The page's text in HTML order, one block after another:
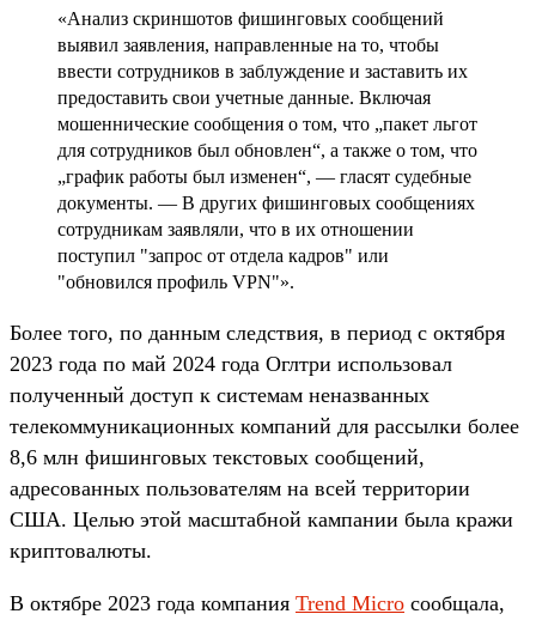
«Анализ скриншотов фишинговых сообщений
выявил заявления, направленные на то, чтобы
ввести сотрудников в заблуждение и заставить их
предоставить свои учетные данные. Включая
мошеннические сообщения о том, что „пакет льгот
для сотрудников был обновлен“, а также о том, что
„график работы был изменен“, — гласят судебные
документы. — В других фишинговых сообщениях
сотрудникам заявляли, что в их отношении
поступил "запрос от отдела кадров" или
"обновился профиль VPN"».
Более того, по данным следствия, в период с октября
2023 года по май 2024 года Оглтри использовал
полученный доступ к системам неназванных
телекоммуникационных компаний для рассылки более
8,6 млн фишинговых текстовых сообщений,
адресованных пользователям на всей территории
США. Целью этой масштабной кампании была кражи
криптовалюты.
В октябре 2023 года компания Trend Micro сообщала,